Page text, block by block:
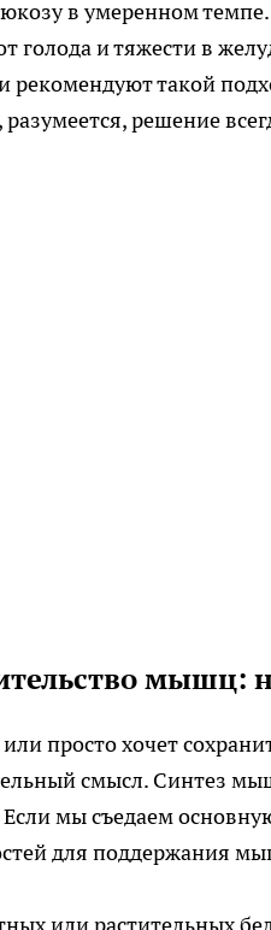
в умеренном темпе.
голода и тяжести в
рекомендуют такой
решение
мышц:
просто хочет
смысл. Синтез
Если мы съедаем
для поддержания